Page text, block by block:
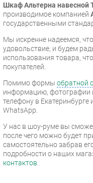
Шкаф Альтерна навесной
производимое компанией
государственными
Мы искренне надеемся,
удовольствие, и будем
использования товара,
покупателей.
Помимо формы обратной
информацию, фотографии
телефону в
WhatsApp.
У нас в шоу-руме вы
после чего можно будет
самостоятельно забрав
подробности о наших
контактов